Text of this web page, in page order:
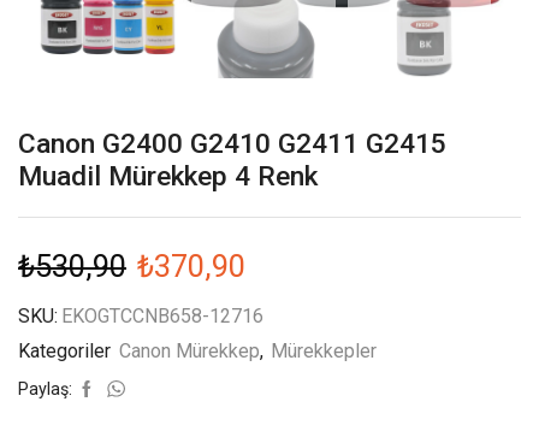
Canon G2400 G2410 G2411 G2415
Muadil Mürekkep 4 Renk
₺530,90 ₺370,90
SKU: EKOGTCCNB658-12716
Kategoriler Canon Mürekkep, Mürekkepler
Paylaş: